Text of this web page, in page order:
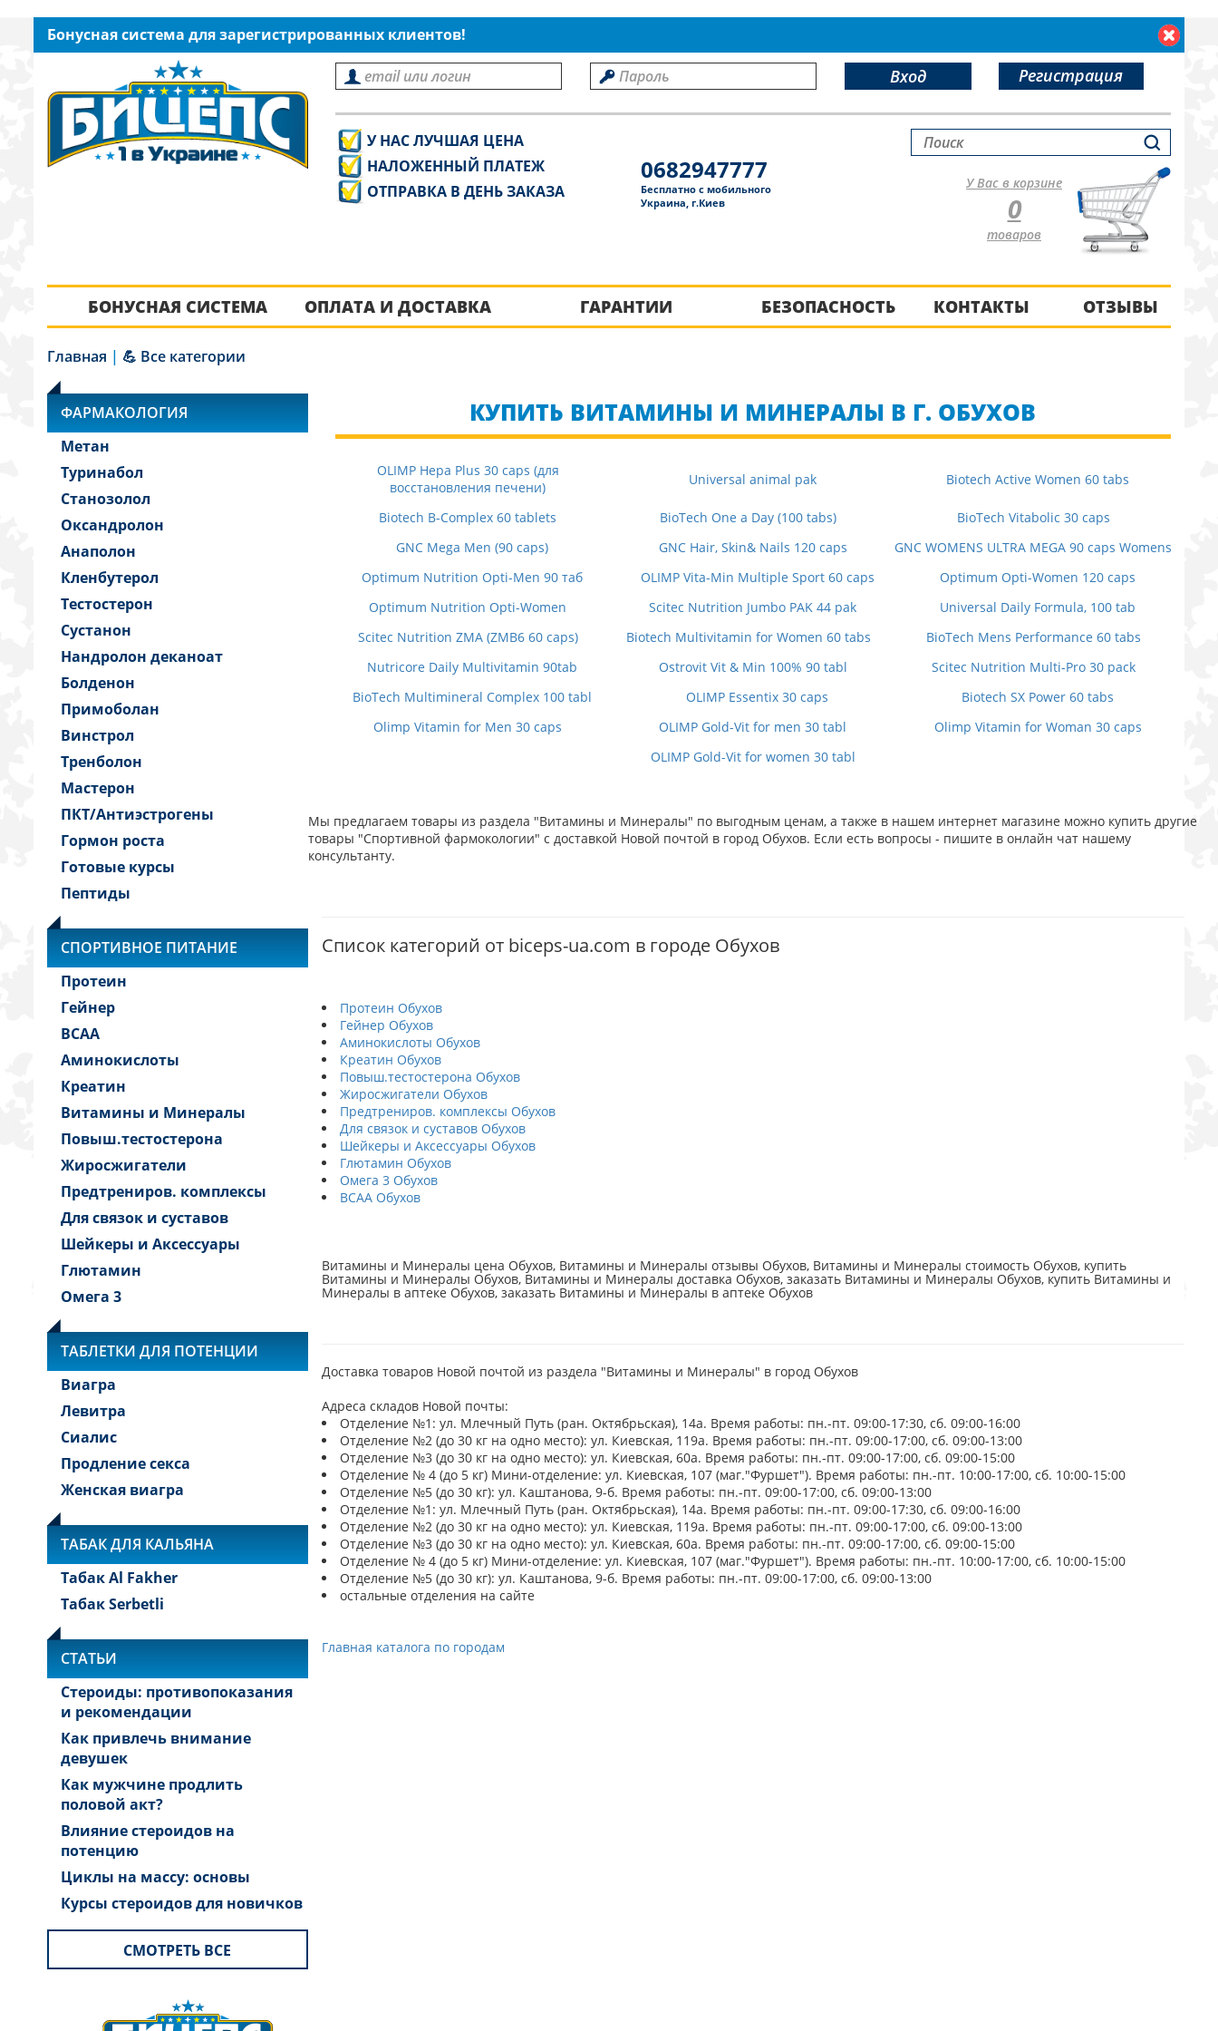
Бонусная система для зарегистрированных клиентов!
Вход Регистрация
У НАС ЛУЧШАЯ ЦЕНА
НАЛОЖЕННЫЙ ПЛАТЕЖ
ОТПРАВКА В ДЕНЬ ЗАКАЗА
0682947777
Бесплатно с мобильного
Украина, г.Киев
У Вас в корзине
0
товаров
БОНУСНАЯ СИСТЕМА ОПЛАТА И ДОСТАВКА ГАРАНТИИ БЕЗОПАСНОСТЬ КОНТАКТЫ ОТЗЫВЫ
Главная | 💪 Все категории
ФАРМАКОЛОГИЯ
Метан
Туринабол
Станозолол
Оксандролон
Анаполон
Кленбутерол
Тестостерон
Сустанон
Нандролон деканоат
Болденон
Примоболан
Винстрол
Тренболон
Мастерон
ПКТ/Антиэстрогены
Гормон роста
Готовые курсы
Пептиды
СПОРТИВНОЕ ПИТАНИЕ
Протеин
Гейнер
BCAA
Аминокислоты
Креатин
Витамины и Минералы
Повыш.тестостерона
Жиросжигатели
Предтрениров. комплексы
Для связок и суставов
Шейкеры и Аксессуары
Глютамин
Омега 3
ТАБЛЕТКИ ДЛЯ ПОТЕНЦИИ
Виагра
Левитра
Сиалис
Продление секса
Женская виагра
ТАБАК ДЛЯ КАЛЬЯНА
Табак Al Fakher
Табак Serbetli
СТАТЬИ
Стероиды: противопоказания
и рекомендации
Как привлечь внимание
девушек
Как мужчине продлить
половой акт?
Влияние стероидов на
потенцию
Циклы на массу: основы
Курсы стероидов для новичков
СМОТРЕТЬ ВСЕ
КУПИТЬ ВИТАМИНЫ И МИНЕРАЛЫ В Г. ОБУХОВ
OLIMP Hepa Plus 30 caps (для
восстановления печени)
Universal animal pak Biotech Active Women 60 tabs
Biotech B-Complex 60 tablets BioTech One a Day (100 tabs)
BioTech Vitabolic 30 caps
GNC Mega Men (90 caps)
GNC Hair, Skin& Nails 120 caps
GNC WOMENS ULTRA MEGA 90 caps Womens
Optimum Nutrition Opti-Men 90 таб
OLIMP Vita-Min Multiple Sport 60 caps
Optimum Opti-Women 120 caps
Optimum Nutrition Opti-Women
Scitec Nutrition Jumbo PAK 44 pak
Universal Daily Formula, 100 tab
Scitec Nutrition ZMA (ZMB6 60 caps)
Biotech Multivitamin for Women 60 tabs
BioTech Mens Performance 60 tabs
Nutricore Daily Multivitamin 90tab
Ostrovit Vit & Min 100% 90 tabl
Scitec Nutrition Multi-Pro 30 pack
BioTech Multimineral Complex 100 tabl
OLIMP Essentix 30 caps
Biotech SX Power 60 tabs
Olimp Vitamin for Men 30 caps
OLIMP Gold-Vit for men 30 tabl
Olimp Vitamin for Woman 30 caps
OLIMP Gold-Vit for women 30 tabl
Мы предлагаем товары из раздела "Витамины и Минералы" по выгодным ценам, а также в нашем интернет магазине можно купить другие
товары "Спортивной фармокологии" с доставкой Новой почтой в город Обухов. Если есть вопросы - пишите в онлайн чат нашему
консультанту.
Список категорий от biceps-ua.com в городе Обухов
Протеин Обухов
Гейнер Обухов
Аминокислоты Обухов
Креатин Обухов
Повыш.тестостерона Обухов
Жиросжигатели Обухов
Предтрениров. комплексы Обухов
Для связок и суставов Обухов
Шейкеры и Аксессуары Обухов
Глютамин Обухов
Омега 3 Обухов
BCAA Обухов
Витамины и Минералы цена Обухов, Витамины и Минералы отзывы Обухов, Витамины и Минералы стоимость Обухов, купить
Витамины и Минералы Обухов, Витамины и Минералы доставка Обухов, заказать Витамины и Минералы Обухов, купить Витамины и
Минералы в аптеке Обухов, заказать Витамины и Минералы в аптеке Обухов
Доставка товаров Новой почтой из раздела "Витамины и Минералы" в город Обухов
Адреса складов Новой почты:
Отделение №1: ул. Млечный Путь (ран. Октябрьская), 14а. Время работы: пн.-пт. 09:00-17:30, сб. 09:00-16:00
Отделение №2 (до 30 кг на одно место): ул. Киевская, 119а. Время работы: пн.-пт. 09:00-17:00, сб. 09:00-13:00
Отделение №3 (до 30 кг на одно место): ул. Киевская, 60а. Время работы: пн.-пт. 09:00-17:00, сб. 09:00-15:00
Отделение № 4 (до 5 кг) Мини-отделение: ул. Киевская, 107 (маг."Фуршет"). Время работы: пн.-пт. 10:00-17:00, сб. 10:00-15:00
Отделение №5 (до 30 кг): ул. Каштанова, 9-б. Время работы: пн.-пт. 09:00-17:00, сб. 09:00-13:00
Отделение №1: ул. Млечный Путь (ран. Октябрьская), 14а. Время работы: пн.-пт. 09:00-17:30, сб. 09:00-16:00
Отделение №2 (до 30 кг на одно место): ул. Киевская, 119а. Время работы: пн.-пт. 09:00-17:00, сб. 09:00-13:00
Отделение №3 (до 30 кг на одно место): ул. Киевская, 60а. Время работы: пн.-пт. 09:00-17:00, сб. 09:00-15:00
Отделение № 4 (до 5 кг) Мини-отделение: ул. Киевская, 107 (маг."Фуршет"). Время работы: пн.-пт. 10:00-17:00, сб. 10:00-15:00
Отделение №5 (до 30 кг): ул. Каштанова, 9-б. Время работы: пн.-пт. 09:00-17:00, сб. 09:00-13:00
остальные отделения на сайте
Главная каталога по городам